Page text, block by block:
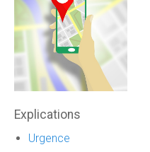
Explications
Urgence